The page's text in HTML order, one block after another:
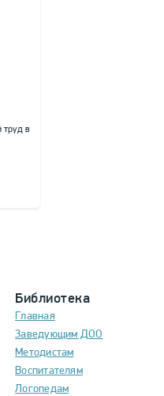
труд в
Библиотека
Главная
Заведующим ДОО
Методистам
Воспитателям
Логопедам